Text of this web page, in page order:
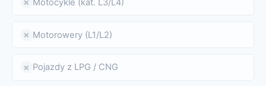
✗ Motocykle (kat. L3/L4)
✗ Motorowery (L1/L2)
✗ Pojazdy z LPG / CNG